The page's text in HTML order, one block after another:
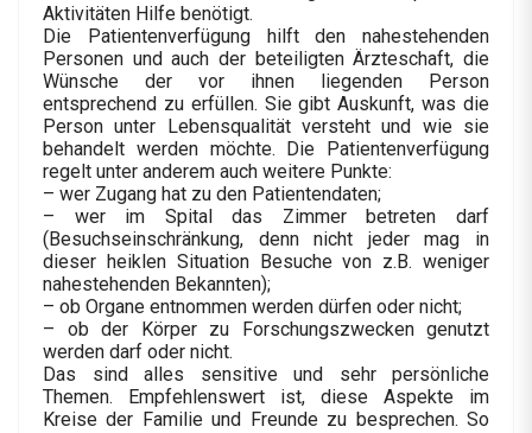
Aktivitäten Hilfe benötigt.
Die Patientenverfügung hilft den nahestehenden
Personen und auch der beteiligten Ärzteschaft, die
Wünsche der vor ihnen liegenden Person
entsprechend zu erfüllen. Sie gibt Auskunft, was die
Person unter Lebensqualität versteht und wie sie
behandelt werden möchte. Die Patientenverfügung
regelt unter anderem auch weitere Punkte:
– wer Zugang hat zu den Patientendaten;
– wer im Spital das Zimmer betreten darf
(Besuchseinschränkung, denn nicht jeder mag in
dieser heiklen Situation Besuche von z.B. weniger
nahestehenden Bekannten);
– ob Organe entnommen werden dürfen oder nicht;
– ob der Körper zu Forschungszwecken genutzt
werden darf oder nicht.
Das sind alles sensitive und sehr persönliche
Themen. Empfehlenswert ist, diese Aspekte im
Kreise der Familie und Freunde zu besprechen. So